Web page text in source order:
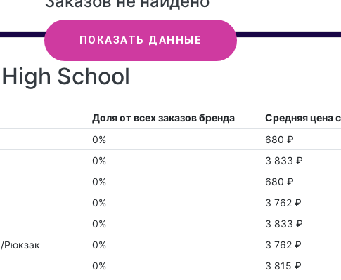
ПОКАЗАТЬ ДАННЫЕ
School
Доля от всех заказов бренда
Средняя цена
0%
680 ₽
0%
3 833 ₽
0%
680 ₽
0%
3 762 ₽
0%
3 833 ₽
Рюкзак
0%
3 762 ₽
0%
3 815 ₽